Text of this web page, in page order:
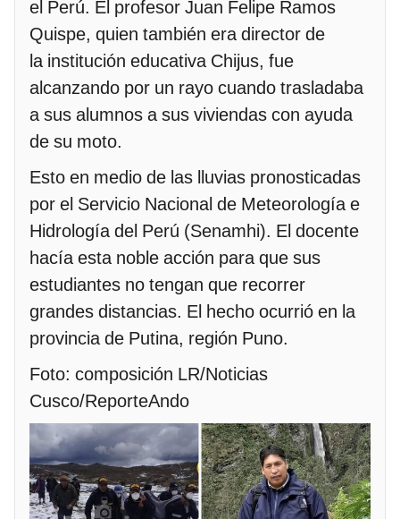
el Perú. El profesor Juan Felipe Ramos
Quispe, quien también era director de
la institución educativa Chijus, fue
alcanzando por un rayo cuando trasladaba
a sus alumnos a sus viviendas con ayuda
de su moto.
Esto en medio de las lluvias pronosticadas
por el Servicio Nacional de Meteorología e
Hidrología del Perú (Senamhi). El docente
hacía esta noble acción para que sus
estudiantes no tengan que recorrer
grandes distancias. El hecho ocurrió en la
provincia de Putina, región Puno.
Foto: composición LR/Noticias
Cusco/ReporteAndo